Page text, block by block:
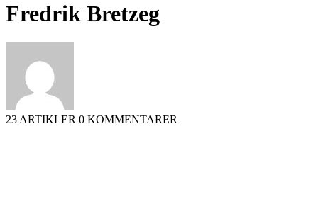
Fredrik Bretzeg
23 ARTIKLER 0 KOMMENTARER